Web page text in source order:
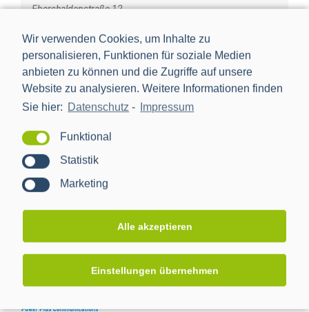
Wir verwenden Cookies, um Inhalte zu
personalisieren, Funktionen für soziale Medien
anbieten zu können und die Zugriffe auf unsere
Website zu analysieren. Weitere Informationen finden
Sie hier: Datenschutz - Impressum
Funktional
Statistik
Marketing
Alle akzeptieren
Einstellungen übernehmen
Ebershaldenstraße 12
Veranstalter
EnBW Energiegemeinschaft e.V.